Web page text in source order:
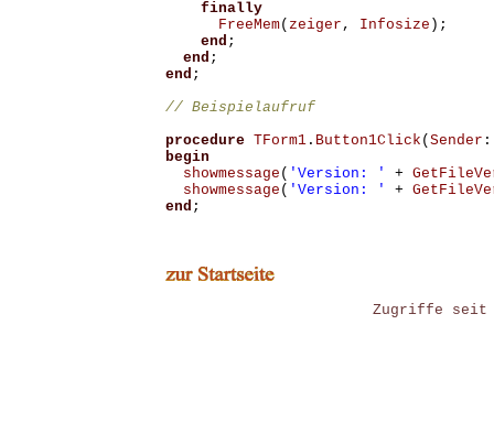
finally
FreeMem( zeiger , Infosize );
end ;
end ;
end ;
procedure TForm1. Button1Click ( Sender :
begin
showmessage ( 'Version: ' +
showmessage ( 'Version: ' +
end ;
Zugriffe seit